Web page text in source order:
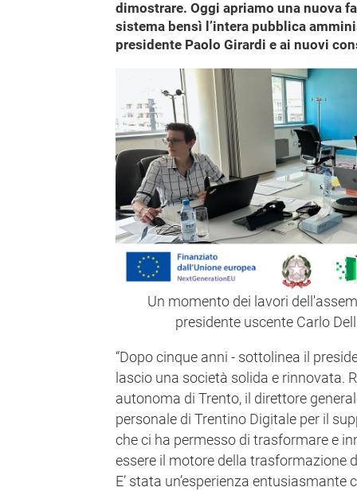
dimostrare. Oggi apriamo una nuova
sistema bensì l’intera pubblica
presidente Paolo Girardi e ai nuovi
Un momento dei lavori
presidente uscente Carlo
“Dopo cinque anni - sottolinea il
lascio una società solida e rinnovata.
autonoma di Trento, il direttore
personale di Trentino Digitale per il
che ci ha permesso di trasformare e
essere il motore della trasformazione
E’ stata un’esperienza